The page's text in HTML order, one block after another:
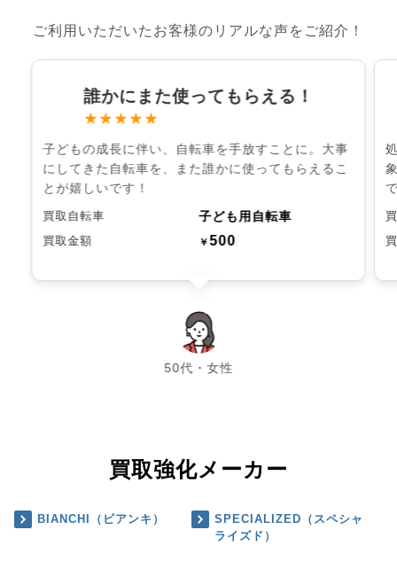
ご利用いただいたお客様のリアルな声をご紹介！
誰かにまた使ってもらえる！
★★★★★
子どもの成長に伴い、自転車を手放すことに。大事
にしてきた自転車を、また誰かに使ってもらえるこ
とが嬉しいです！
買取自転車 子ども用自転車
買取金額 ￥500
50代・女性
chevron_left chevron_right
買取強化メーカー
BIANCHI（ビアンキ）
SPECIALIZED（スペシャ
ライズド）